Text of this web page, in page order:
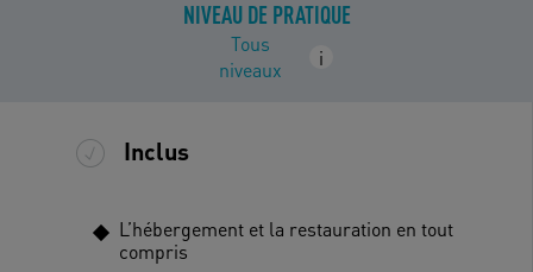
NIVEAU DE PRATIQUE
Tous
niveaux
i
Inclus
L’hébergement et la restauration en tout
compris